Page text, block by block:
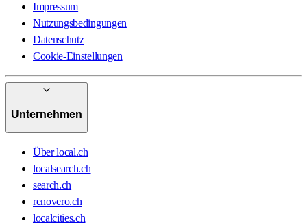
Impressum
Nutzungsbedingungen
Datenschutz
Cookie-Einstellungen
Unternehmen
Über local.ch
localsearch.ch
search.ch
renovero.ch
localcities.ch